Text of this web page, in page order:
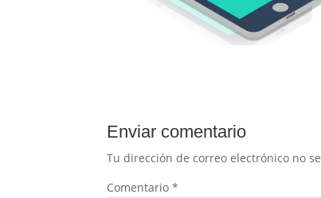
Enviar comentario
Tu dirección de correo electrónico no
Comentario*